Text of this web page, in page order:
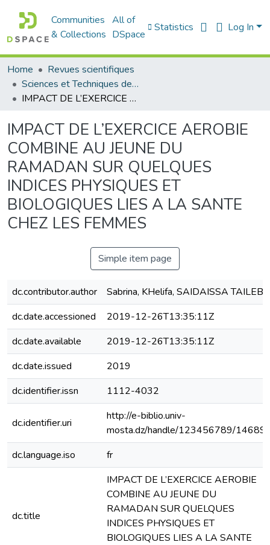
Communities
& Collections
All of
DSpace
Statistics Log In
Home
Revues scientifiques
Sciences et Techniques des Activités Physiques et Sportives (RISTAPS)
IMPACT DE L’EXERCICE AEROBIE COMBINE AU JEUNE DU RAMADAN SUR QUELQUES INDICES PHYSIQUES ET BIOLOGIQUES LIES A LA SANTE CHEZ LES FEMMES
IMPACT DE L’EXERCICE AEROBIE
COMBINE AU JEUNE DU
RAMADAN SUR QUELQUES
INDICES PHYSIQUES ET
BIOLOGIQUES LIES A LA SANTE
CHEZ LES FEMMES
Simple item page
dc.contributor.author
Sabrina, KHelifa, SAIDAISSA TAILEB
dc.date.accessioned
2019-12-26T13:35:11Z
dc.date.available
2019-12-26T13:35:11Z
dc.date.issued
2019
dc.identifier.issn
1112-4032
dc.identifier.uri
http://e-biblio.univ-
mosta.dz/handle/123456789/14689
dc.language.iso
fr
dc.title
IMPACT DE L’EXERCICE AEROBIE
COMBINE AU JEUNE DU
RAMADAN SUR QUELQUES
INDICES PHYSIQUES ET
BIOLOGIQUES LIES A LA SANTE